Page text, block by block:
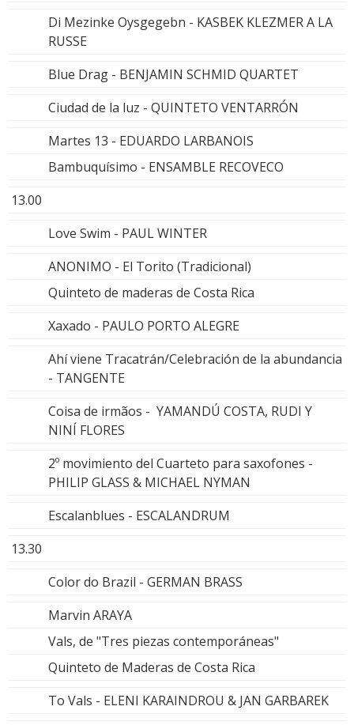
Di Mezinke Oysgegebn - KASBEK KLEZMER A LA
RUSSE
Blue Drag - BENJAMIN SCHMID QUARTET
Ciudad de la luz - QUINTETO VENTARRÓN
Martes 13 - EDUARDO LARBANOIS
Bambuquísimo - ENSAMBLE RECOVECO
13.00
Love Swim - PAUL WINTER
ANONIMO - El Torito (Tradicional)
Quinteto de maderas de Costa Rica
Xaxado - PAULO PORTO ALEGRE
Ahí viene Tracatrán/Celebración de la abundancia
- TANGENTE
Coisa de irmãos - YAMANDÚ COSTA, RUDI Y
NINÍ FLORES
2º movimiento del Cuarteto para saxofones -
PHILIP GLASS & MICHAEL NYMAN
Escalanblues - ESCALANDRUM
13.30
Color do Brazil - GERMAN BRASS
Marvin ARAYA
Vals, de "Tres piezas contemporáneas"
Quinteto de Maderas de Costa Rica
To Vals - ELENI KARAINDROU & JAN GARBAREK